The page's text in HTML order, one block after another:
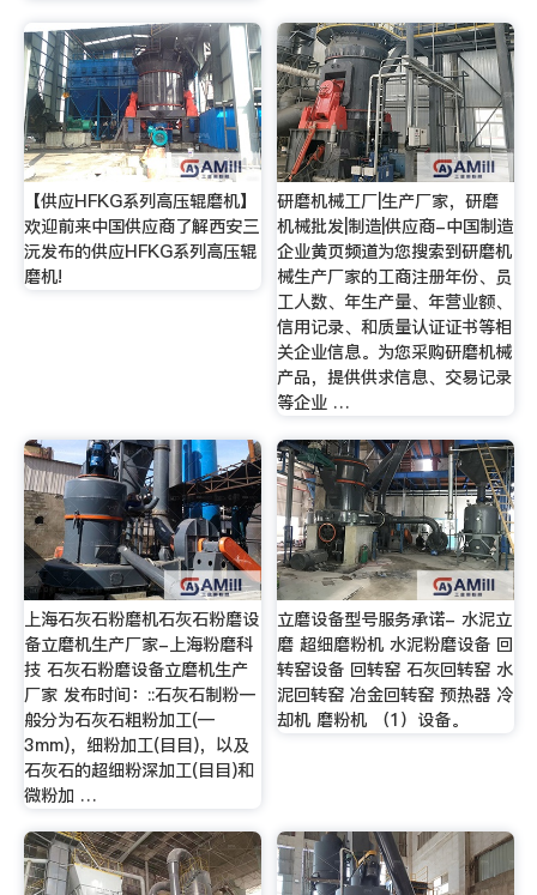
【供应HFKG系列高压辊磨机】
欢迎前来中国供应商了解西安三
沅发布的供应HFKG系列高压辊
磨机!
研磨机械工厂|生产厂家，研磨
机械批发|制造|供应商-中国制造
企业黄页频道为您搜索到研磨机
械生产厂家的工商注册年份、员
工人数、年生产量、年营业额、
信用记录、和质量认证证书等相
关企业信息。为您采购研磨机械
产品，提供供求信息、交易记录
等企业 …
上海石灰石粉磨机石灰石粉磨设
备立磨机生产厂家-上海粉磨科
技 石灰石粉磨设备立磨机生产
厂家 发布时间：::石灰石制粉一
般分为石灰石粗粉加工(—
3mm)，细粉加工(目目)，以及
石灰石的超细粉深加工(目目)和
微粉加 …
立磨设备型号服务承诺- 水泥立
磨 超细磨粉机 水泥粉磨设备 回
转窑设备 回转窑 石灰回转窑 水
泥回转窑 冶金回转窑 预热器 冷
却机 磨粉机 （1）设备。